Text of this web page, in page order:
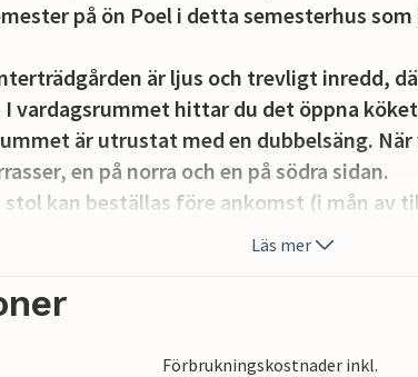
på ön Poel i detta semesterhus som
är ljus och trevligt inredd,
vardagsrummet hittar du det öppna
är utrustat med en dubbelsäng.
en på norra och en på södra sidan.
stol kan beställas före ankomst (i mån av
i omedelbar närhet.
tillåtet att köra bil på området.
Läs mer
Förbrukningskostnader inkl.